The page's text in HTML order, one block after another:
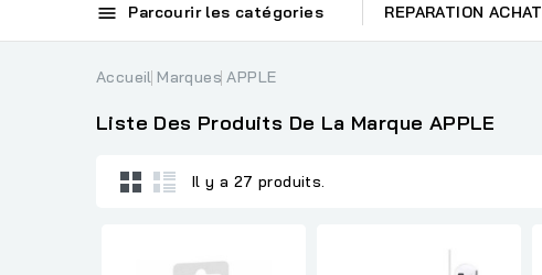
 Parcourir les catégories REPARATION ACHAT
Accueil Marques APPLE
Liste Des Produits De La Marque APPLE
Il y a 27 produits.